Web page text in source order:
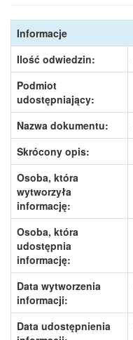
Informacje
Ilość odwiedzin:
Podmiot
udostępniający:
Nazwa dokumentu:
Skrócony opis:
Osoba, która
wytworzyła
informację:
Osoba, która
udostępnia
informację:
Data wytworzenia
informacji:
Data udostępnienia